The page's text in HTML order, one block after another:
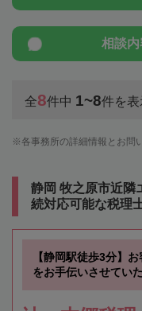
相談内
全8件中 1~8件を表
各事務所の詳細情報とお問
静岡 牧之原市近隣
続対応可能な税理
【静岡駅徒歩3分】
をお手伝いさせてい